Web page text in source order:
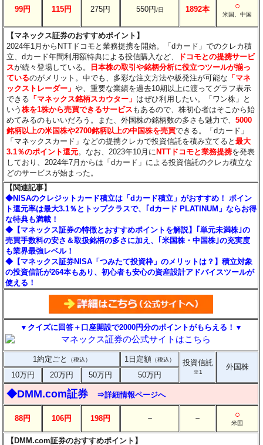
99円 115円 275円 550円/日 1892本 ○
米国、中国
【マネックス証券のおすすめポイント】
2024年1月からNTTドコモと業務提携を開始。「dカード」でのクレカ積
立、dカード年間利用額特典による投信購入など、
ドコモとの提携サービ
スが続々登場している。
日本株の取引や銘柄分析に役立つツールが揃っ
ているのがメリット。中でも、多彩な注文方法や板発注が可能な 「マネ
ックストレーダー」や、重要な業績を過去10期以上に渡ってグラフ表示
できる 「マネックス銘柄スカウター」 はぜひ利用したい。「ワン株」と
いう株を1株から売買できるサービス もあるので、株初心者はそこから始
めてみるのもいいだろう。また、外国株の銘柄数の多さも魅力で、5000
銘柄以上の米国株や2700銘柄以上の中国株を売買できる。「dカード」
「マネックスカード」などの提携クレカで投資信託を積み立てると最大
3.1％のポイント還元。なお、2023年10月に NTTドコモと業務提携を発表
しており、2024年7月からは「dカード」による投資信託のクレカ積立な
どのサービスが始まった。
【関連記事】
◆NISAのクレジットカード積立は「dカード積立」がおすすめ！ ポイン
ト還元率は最大3.1％とトップクラスで、｢dカード PLATINUM」ならお得
な特典も満載！
◆【マネックス証券の特徴とおすすめポイントを解説】｢単元未満株｣の
売買手数料の安さ＆取扱銘柄の多さに加え、｢米国株・中国株｣の充実度
も業界最強レベル！
◆【マネックス証券NISA「つみたて投資枠」のメリットは？】積立対象
の投資信託が264本もあり、初心者も安心の資産設計アドバイスツールが
使える！
▼クイズに回答＋口座開設で2000円分のポイントがもらえる！▼
1約定ごと （税込） 1日定額 （税込） 投資信託
※1
外国株
10万円
20万円 50万円 50万円
◆DMM.com証券 ⇒詳細情報ページへ
88円 106円 198円 － － ○
米国
【DMM.com証券のおすすめポイント】